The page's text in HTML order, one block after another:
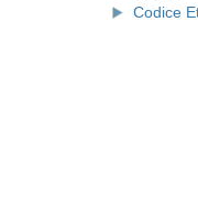
Codice